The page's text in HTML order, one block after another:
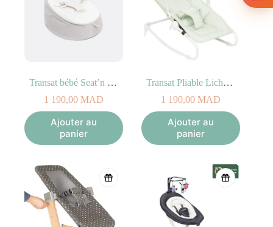
Transat bébé Seat’n Grow Sand Doomoo
1 190,00 MAD
Ajouter au
panier
Transat Pliable Lichen Badabulle
1 190,00 MAD
Ajouter au
panier